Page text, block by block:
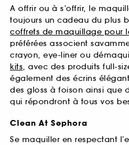
A offrir ou à s’offrir, le
toujours un cadeau du plus
coffrets de maquillage pour
préférées associent
crayon, eye-liner ou
kits, avec des produits full-
également des écrins
des gloss à foison ainsi que
qui répondront à tous vos
Clean At Sephora
Se maquiller en respectant